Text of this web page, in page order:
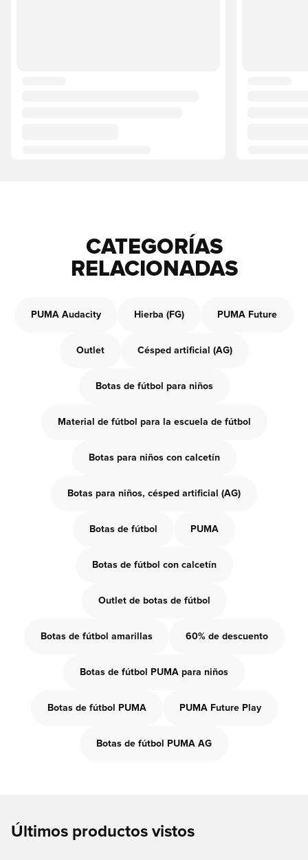
CATEGORÍAS
RELACIONADAS
PUMA Audacity Hierba (FG) PUMA Future
Outlet Césped artificial (AG)
Botas de fútbol para niños
Material de fútbol para la escuela de fútbol
Botas para niños con calcetín
Botas para niños, césped artificial (AG)
Botas de fútbol PUMA
Botas de fútbol con calcetín
Outlet de botas de fútbol
Botas de fútbol amarillas 60% de descuento
Botas de fútbol PUMA para niños
Botas de fútbol PUMA PUMA Future Play
Botas de fútbol PUMA AG
Últimos productos vistos